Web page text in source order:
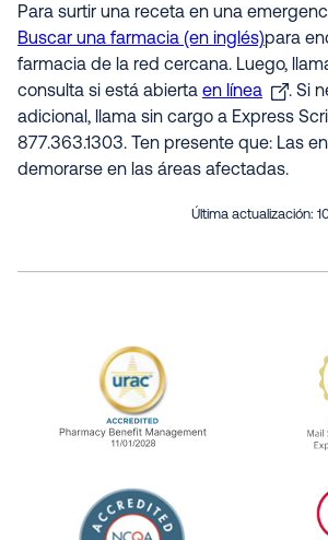
Para surtir una receta en una
Buscar una farmacia (en inglés)para
farmacia de la red cercana. Luego,
consulta si está abierta en línea
. Si
adicional, llama sin cargo a Express
877.363.1303. Ten presente que: Las
demorarse en las áreas afectadas.
Última actualización:
URAC Accredited